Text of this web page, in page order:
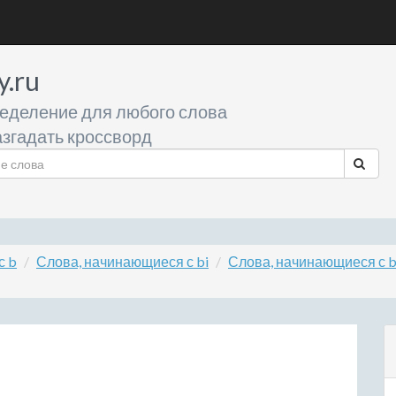
для любого слова
кроссворд
b Слова, начинающиеся с bi Слова, начинающиеся с